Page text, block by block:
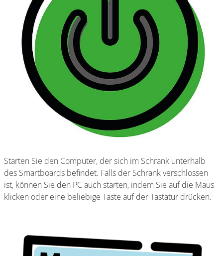
Starten Sie den Computer, der sich im Schrank unterhalb
des Smartboards befindet. Falls der Schrank verschlossen
ist, können Sie den PC auch starten, indem Sie auf die Maus
klicken oder eine beliebige Taste auf der Tastatur drücken.